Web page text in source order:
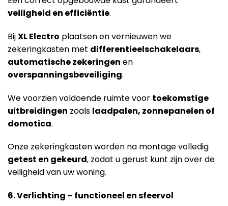
veiligheid en efficiëntie.
BijXL Electro plaatsen en vernieuwen we
zekeringkasten met differentieelschakelaars,
automatische zekeringen en
overspanningsbeveiliging.
We voorzien voldoende ruimte voor toekomstige
uitbreidingen zoals laadpalen, zonnepanelen of
domotica.
Onze zekeringkasten worden na montage volledig
getest en gekeurd, zodat u gerust kunt zijn over de
veiligheid van uw woning.
6. Verlichting – functioneel en sfeervol